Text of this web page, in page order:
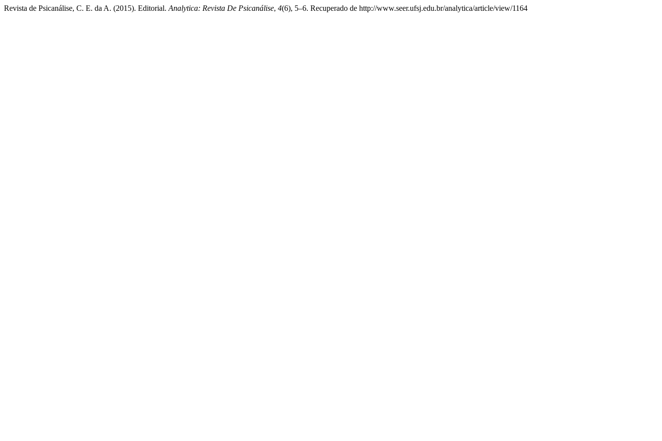
Revista de Psicanálise, C. E. da A. (2015). Editorial. Analytica: Revista De Psicanálise, 4(6), 5–6. Recuperado de http://www.seer.ufsj.edu.br/analytica/article/view/1164